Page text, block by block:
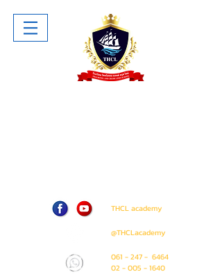
THCL academy
@THCLacademy
061 - 247 - 6464
02 - 005 - 1640